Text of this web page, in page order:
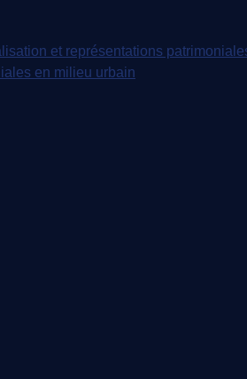
et représentations
en milieu urbain